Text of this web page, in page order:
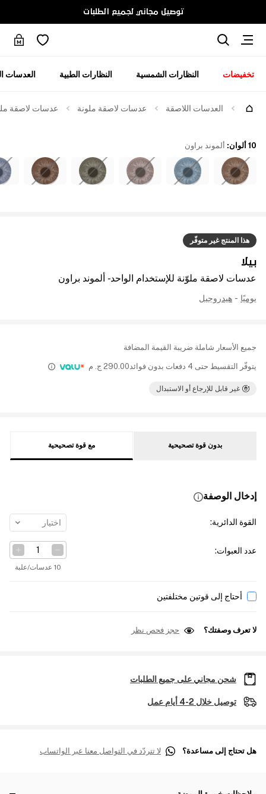
توصيل مجاني لجميع الطلبات
تخفيضات النظارات الشمسية النظارات الطبية العدسات
العدسات اللاصقة عدسات لاصقة ملونة عدسات لاصقة
هذا المنتج غير متوفّر
بيلا
عدسات لاصقة ملوّنة للإستخدام الواحد - ألموند براون
يوميًا - هيدروجيل
جميع الأسعار شاملة ضريبة القيمة المضافة
يتوفّر التقسيط حتى 4 دفعات بدون فوائد 290.00 ج. م
غير قابل للإرجاع أو الاستبدال
10 ألوان : ألموند براون
بدون قوة تصحيحية مع قوة تصحيحية
إدخال الوصفة
القوة الدائرية: اختيار
عدد العبوات:
10 عدسات/علبة
أحتاج إلى قوتين مختلفتين
لا تعرف وصفتك؟ حجز فحص نظر
شحن مجاني على جميع الطلبات
توصيل خلال 2-4 أيام عمل
هل تحتاج إلى مساعدة؟ لا تتردّد في التواصل معنا عبر الواتساب